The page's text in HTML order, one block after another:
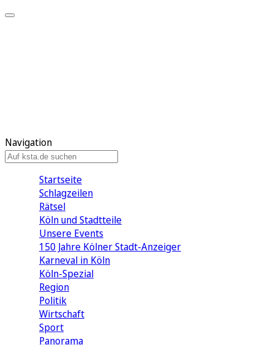
Navigation
Startseite
Schlagzeilen
Rätsel
Köln und Stadtteile
Unsere Events
150 Jahre Kölner Stadt-Anzeiger
Karneval in Köln
Köln-Spezial
Region
Politik
Wirtschaft
Sport
Panorama